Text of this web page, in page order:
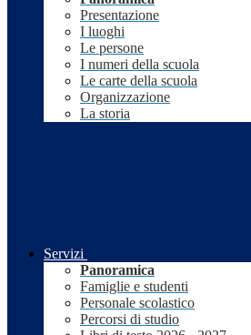
Presentazione
I luoghi
Le persone
I numeri della scuola
Le carte della scuola
Organizzazione
La storia
Servizi
Panoramica
Famiglie e studenti
Personale scolastico
Percorsi di studio